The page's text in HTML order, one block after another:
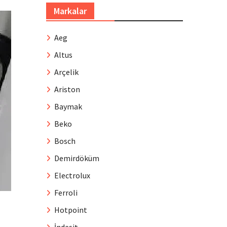
Markalar
Aeg
Altus
Arçelik
Ariston
Baymak
Beko
Bosch
Demirdöküm
Electrolux
Ferroli
Hotpoint